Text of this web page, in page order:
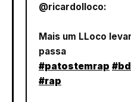
@ricardolloco:
Mais um LLoco
passa
#patostemrap
#rap